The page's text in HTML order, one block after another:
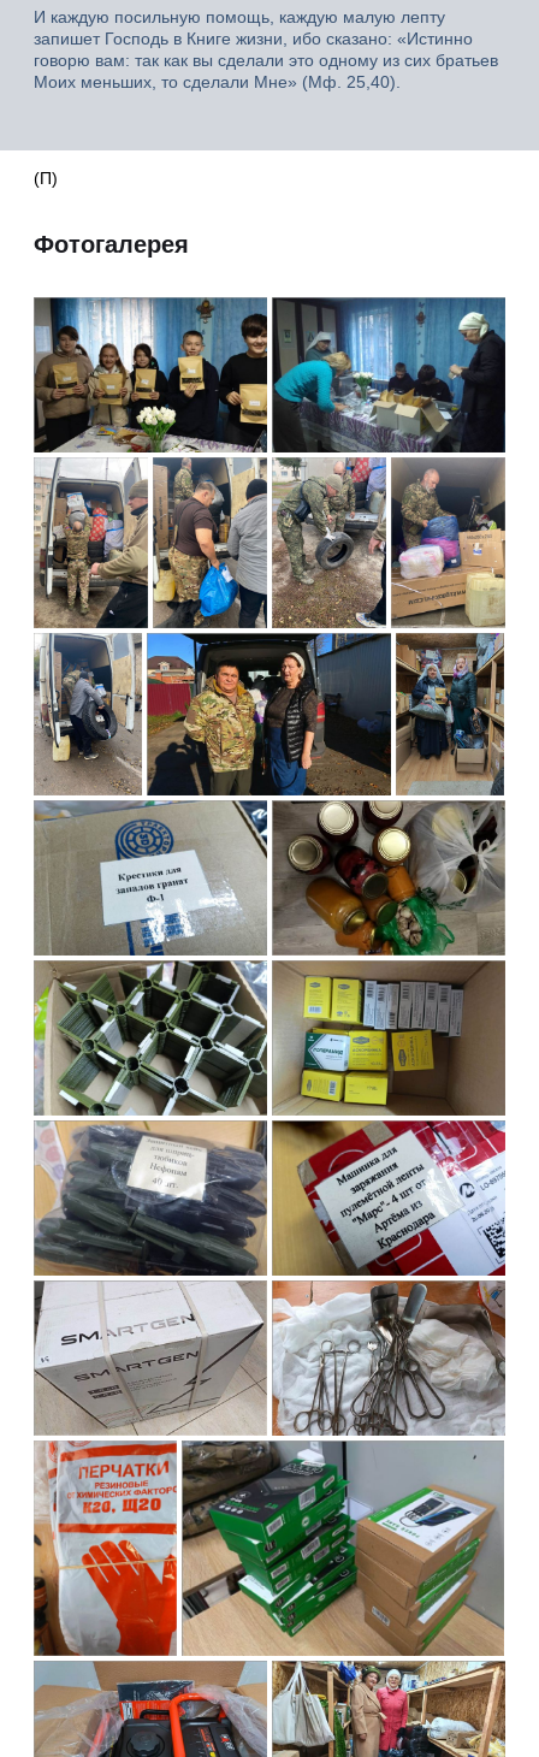
И каждую посильную помощь, каждую малую лепту
запишет Господь в Книге жизни, ибо сказано: «Истинно
говорю вам: так как вы сделали это одному из сих братьев
Моих меньших, то сделали Мне» (Мф. 25,40).
(П)
Фотогалерея